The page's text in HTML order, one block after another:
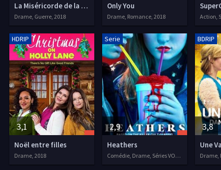
La Miséricorde de la Jungle
Drame, Guerre, 2018
Only You
Drame, Romance, 2018 Action,
3,1
HDRIP
Noël entre filles
Drame, 2018
2,9
Serie
Heathers
Comédie, Drame, Séries VOSTFR, 2018
3,8
BDRIP
Drame,